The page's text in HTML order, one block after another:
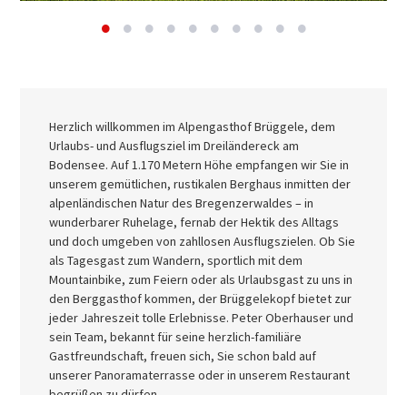
Herzlich willkommen im Alpengasthof Brüggele, dem
Urlaubs- und Ausflugsziel im Dreiländereck am
Bodensee. Auf 1.170 Metern Höhe empfangen wir Sie in
unserem gemütlichen, rustikalen Berghaus inmitten der
alpenländischen Natur des Bregenzerwaldes – in
wunderbarer Ruhelage, fernab der Hektik des Alltags
und doch umgeben von zahllosen Ausflugszielen. Ob Sie
als Tagesgast zum Wandern, sportlich mit dem
Mountainbike, zum Feiern oder als Urlaubsgast zu uns in
den Berggasthof kommen, der Brüggelekopf bietet zur
jeder Jahreszeit tolle Erlebnisse. Peter Oberhauser und
sein Team, bekannt für seine herzlich-familiäre
Gastfreundschaft, freuen sich, Sie schon bald auf
unserer Panoramaterrasse oder in unserem Restaurant